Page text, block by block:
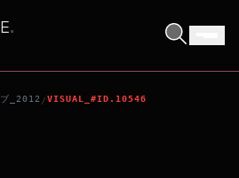
.
_2012 /VISUAL_#ID.10546
紀夫と若者たち